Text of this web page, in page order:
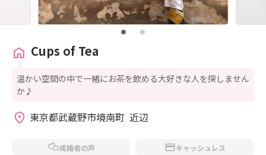
Cups of Tea
温かい空間の中で一緒にお茶を飲める大好きな人を探しません
か♪
東京都武蔵野市境南町  近辺
成婚者の声 キャッシュレス